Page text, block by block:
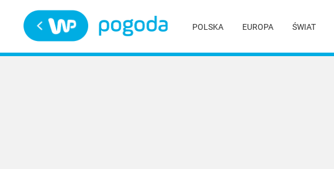
POLSKA EUROPA ŚWIAT